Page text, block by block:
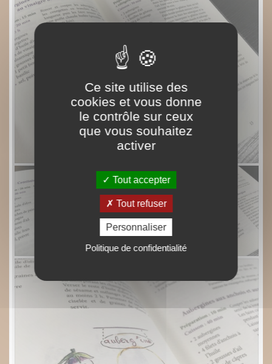
Ce site utilise des
cookies et vous donne
le contrôle sur ceux
que vous souhaitez
activer
Tout accepter
Tout refuser
Personnaliser
Politique de confidentialité